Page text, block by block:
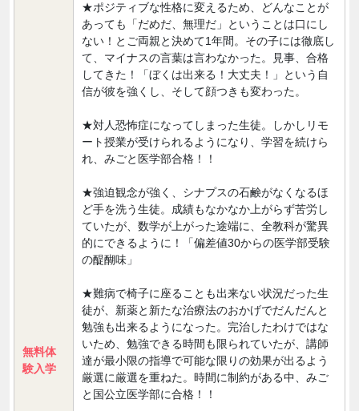
無料体
験入学
★ポジティブな性格に変えるため、どんなことが
あっても「だめだ、無理だ」ということは口にし
ない！とご両親と決めて1年間。その子には徹底し
て、マイナスの言葉は言わなかった。見事、合格
してきた！「ぼくは出来る！大丈夫！」という自
信が彼を強くし、そして顔つきも変わった。
★対人恐怖症になってしまった生徒。しかしリモ
ート授業が受けられるようになり、学習を続けら
れ、みごと医学部合格！！
★強迫観念が強く、シナプスの石鹸がなくなるほ
ど手を洗う生徒。成績もなかなか上がらず苦労し
ていたが、数学が上がった途端に、全教科が驚異
的にできるように！「偏差値30からの医学部受験
の醍醐味」
★難病で椅子に座ることも出来ない状況だった生
徒が、新薬と新たな治療法のおかげでだんだんと
勉強も出来るようになった。完治したわけではな
いため、勉強できる時間も限られていたが、講師
達が最小限の指導で可能な限りの効果が出るよう
厳選に厳選を重ねた。時間に制約がある中、みご
と国公立医学部に合格！！